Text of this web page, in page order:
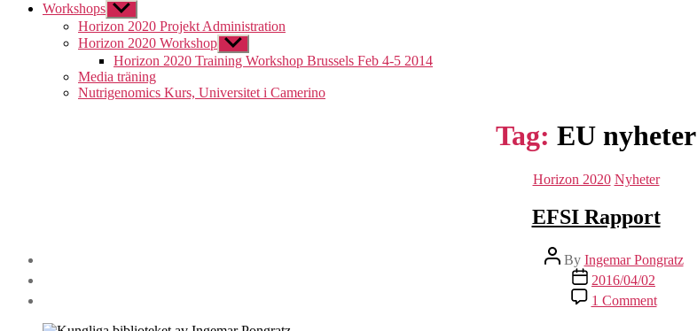
Workshops Show
sub
menu
Horizon 2020 Projekt Administration
Horizon 2020 Workshop Show
sub
menu
Horizon 2020 Training Workshop Brussels Feb 4-5 2014
Media träning
Nutrigenomics Kurs, Universitet i Camerino
Tag: EU nyheter
Categories
Horizon 2020 Nyheter
EFSI Rapport
Post
author
By Ingemar Pongratz
Post
date
2016/04/02
1 Commenton
EFSI